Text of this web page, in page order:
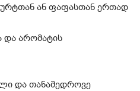
ან ფაფასთან ერთად
და არომატის
და თანამედროვე